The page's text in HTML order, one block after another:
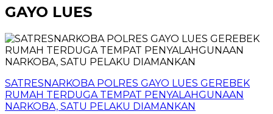
GAYO LUES
SATRESNARKOBA POLRES GAYO LUES GEREBEK
RUMAH TERDUGA TEMPAT PENYALAHGUNAAN
NARKOBA, SATU PELAKU DIAMANKAN